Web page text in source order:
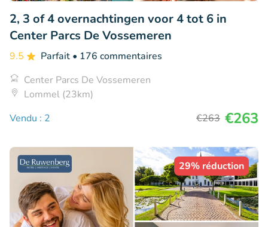
2, 3 of 4 overnachtingen voor 4 tot 6 in
Center Parcs De Vossemeren
9.5 Parfait • 176 commentaires
Center Parcs De Vossemeren
Lommel (23km)
Vendu : 2
€263 €263
29% réduction